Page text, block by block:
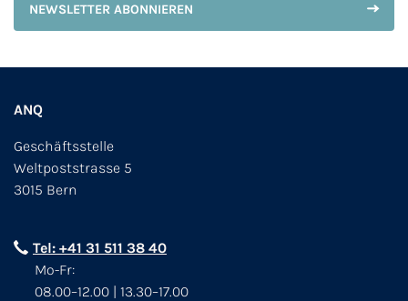
NEWSLETTER ABONNIEREN
ANQ
Geschäftsstelle
Weltpoststrasse 5
3015 Bern
Tel: +41 31 511 38 40
Mo-Fr:
08.00–12.00 | 13.30–17.00